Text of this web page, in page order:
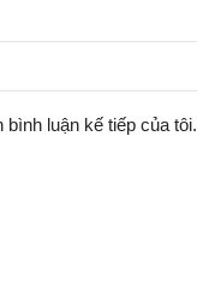
luận kế tiếp của tôi.